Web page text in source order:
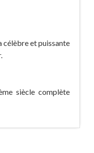
célèbre et puissante
siècle complète